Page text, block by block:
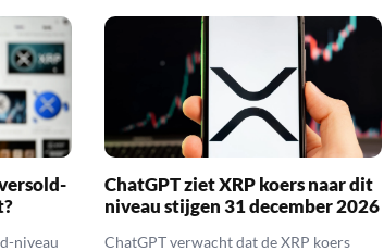
niveau
ChatGPT ziet XRP koers naar dit
niveau stijgen 31 december 2026
ChatGPT verwacht dat de XRP koers